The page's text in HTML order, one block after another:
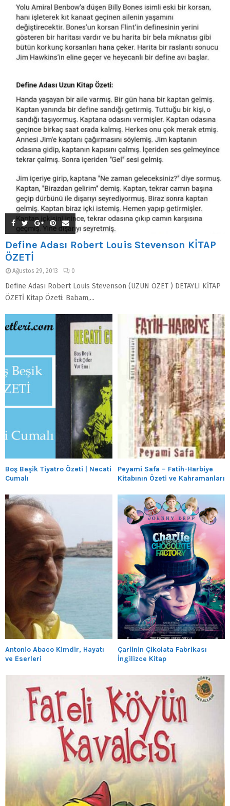
Define Adası Robert Louis Stevenson KİTAP
ÖZETİ
Ağustos 29, 2013 0
Define Adası Robert Louis Stevenson (UZUN ÖZET ) DETAYLI KİTAP
ÖZETİ Kitap Özeti: Babam,...
Boş Beşik Tiyatro Özeti | Necati
Cumalı
Peyami Safa – Fatih-Harbiye
Kitabının Özeti ve Kahramanları
Antonio Abaco Kimdir, Hayatı
ve Eserleri
Çarlinin Çikolata Fabrikası
İngilizce Kitap